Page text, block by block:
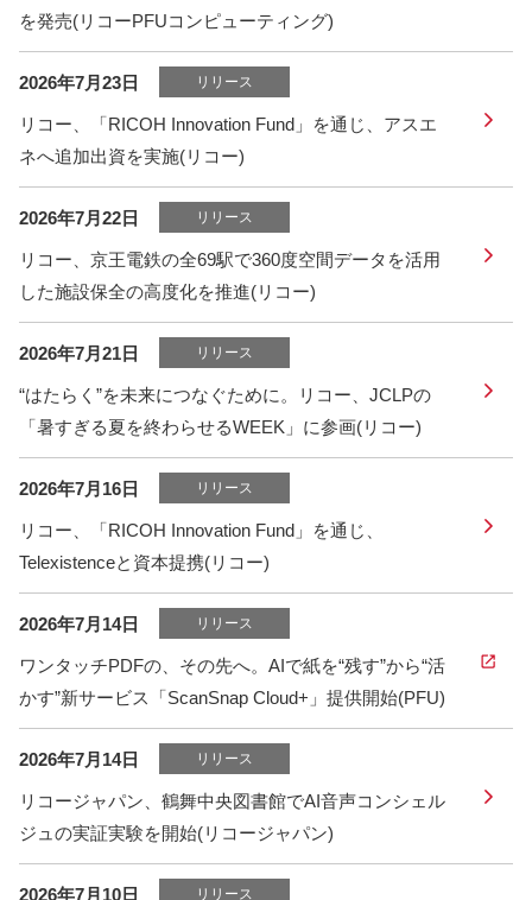
を発売(リコーPFUコンピューティング)
2026年7月23日 リリース
リコー、「RICOH Innovation Fund」を通じ、アスエ
ネへ追加出資を実施(リコー)
2026年7月22日 リリース
リコー、京王電鉄の全69駅で360度空間データを活用
した施設保全の高度化を推進(リコー)
2026年7月21日 リリース
“はたらく”を未来につなぐために。リコー、JCLPの
「暑すぎる夏を終わらせるWEEK」に参画(リコー)
2026年7月16日 リリース
リコー、「RICOH Innovation Fund」を通じ、
Telexistenceと資本提携(リコー)
2026年7月14日 リリース
ワンタッチPDFの、その先へ。AIで紙を“残す”から“活
かす”新サービス「ScanSnap Cloud+」提供開始(PFU)
2026年7月14日 リリース
リコージャパン、鶴舞中央図書館でAI音声コンシェル
ジュの実証実験を開始(リコージャパン)
2026年7月10日 リリース